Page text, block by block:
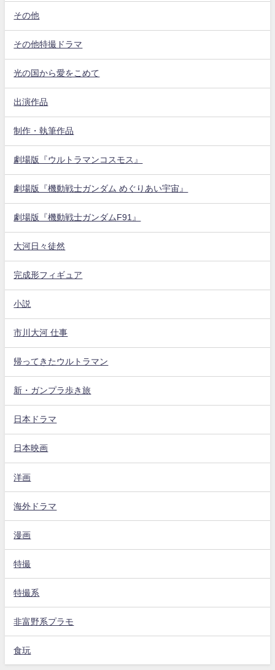
その他
その他特撮ドラマ
光の国から愛をこめて
出演作品
制作・執筆作品
劇場版『ウルトラマンコスモス』
劇場版『機動戦士ガンダム めぐりあい宇宙』
劇場版『機動戦士ガンダムF91』
大河日々徒然
完成形フィギュア
小説
市川大河 仕事
帰ってきたウルトラマン
新・ガンプラ歩き旅
日本ドラマ
日本映画
洋画
海外ドラマ
漫画
特撮
特撮系
非富野系プラモ
食玩